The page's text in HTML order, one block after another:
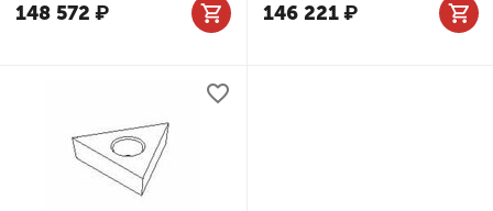
148 572 ₽ 146 221₽